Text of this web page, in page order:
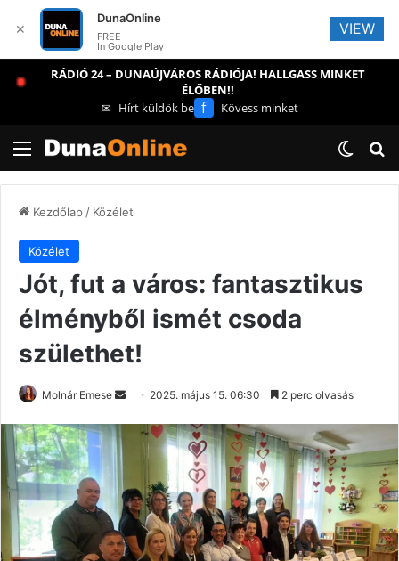
RÁDIÓ 24 – DUNAÚJVÁROS RÁDIÓJA! HALLGASS MINKET
ÉLŐBEN!!
✉ Hírt küldök be f Kövess minket
Menü
Kezdőlap/ Közélet
Közélet
Jót, fut a város: fantasztikus
élményből ismét csoda
születhet!
Molnár Emese
Send
email
2025. május 15. 06:30 2 perc olvasás
✕
DunaOnline
FREE
In Google Play
VIEW